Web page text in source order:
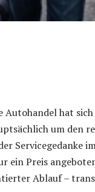
Autohandel hat
um den
Servicegedanke
ein Preis
Ablauf –